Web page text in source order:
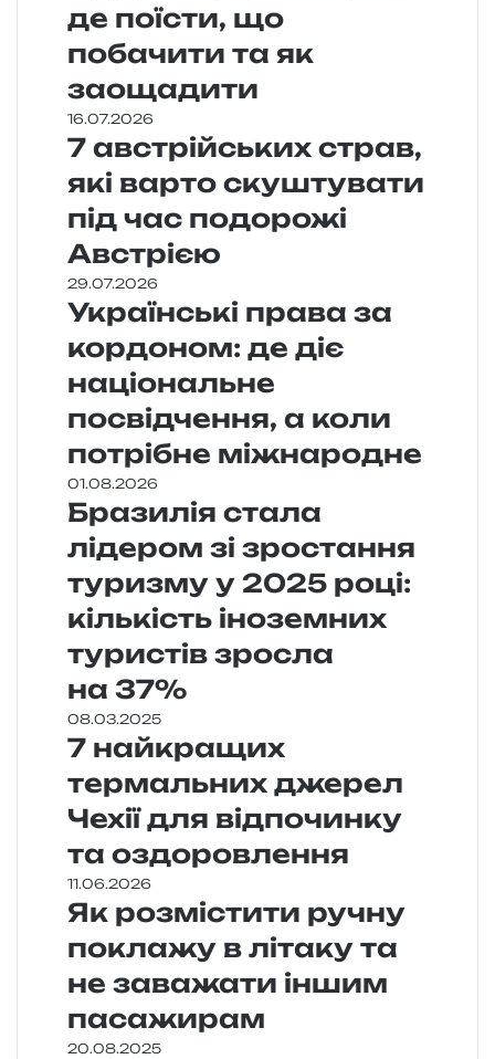
де поїсти, що
побачити та як
заощадити
16.07.2026
7 австрійських страв,
які варто скуштувати
під час подорожі
Австрією
29.07.2026
Українські права за
кордоном: де діє
національне
посвідчення, а коли
потрібне міжнародне
01.08.2026
Бразилія стала
лідером зі зростання
туризму у 2025 році:
кількість іноземних
туристів зросла
на 37%
08.03.2025
7 найкращих
термальних джерел
Чехії для відпочинку
та оздоровлення
11.06.2026
Як розмістити ручну
поклажу в літаку та
не заважати іншим
пасажирам
20.08.2025